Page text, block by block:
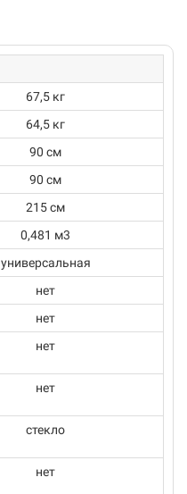
67,5 кг
64,5 кг
90 см
90 см
215 см
0,481 м3
универсальная
нет
нет
нет
нет
стекло
нет